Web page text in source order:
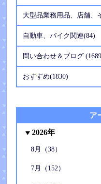
大型品業務用品、店舗、
自動車、バイク関連(84)
問い合わせ＆ブログ
おすすめ(1830)
ア
2026年
8月（38）
7月（152）